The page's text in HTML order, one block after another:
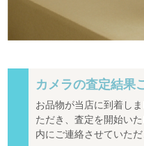
カメラの査定結果
お品物が当店に到着し
ただき、査定を開始い
内にご連絡させていただ